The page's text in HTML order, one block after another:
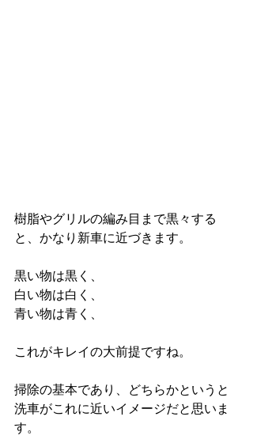
樹脂やグリルの編み目まで黒々する
と、かなり新車に近づきます。
黒い物は黒く、
白い物は白く、
青い物は青く、
これがキレイの大前提ですね。
掃除の基本であり、どちらかというと
洗車がこれに近いイメージだと思いま
す。